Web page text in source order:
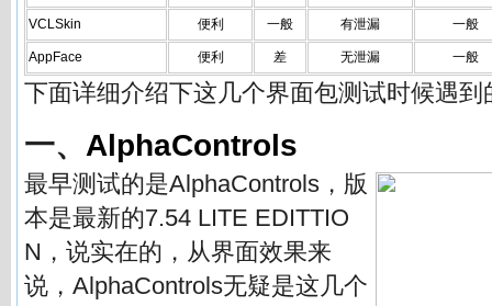
VCLSkin 便利 一般 有泄漏 一般
AppFace 便利 差 无泄漏 一般
下面详细介绍下这几个界面包测试时候遇到
一、 AlphaControls
最早测试的是AlphaControls，版
本是最新的7.54 LITE EDITTIO
N，说实在的，从界面效果来
说，AlphaControls无疑是这几个